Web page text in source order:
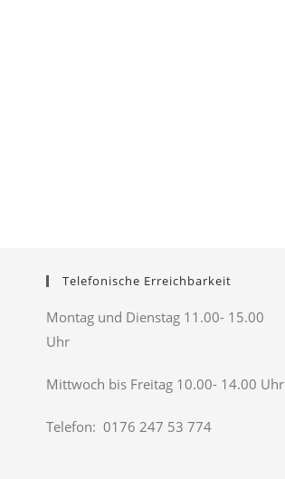
Telefonische Erreichbarkeit
Montag und Dienstag 11.00- 15.00
Uhr
Mittwoch bis Freitag 10.00- 14.00 Uhr
Telefon: 0176 247 53 774